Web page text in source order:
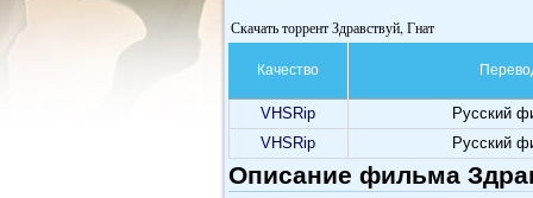
Скачать торрент Здравствуй, Гнат
Качество
VHSRip
Русский
VHSRip
Русский
Описание фильма